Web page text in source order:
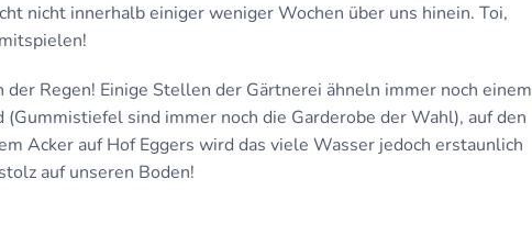
nicht innerhalb einiger weniger Wochen über uns hinein. Toi,
der Regen! Einige Stellen der Gärtnerei ähneln immer noch einem
(Gummistiefel sind immer noch die Garderobe der Wahl), auf den
Acker auf Hof Eggers wird das viele Wasser jedoch erstaunlich
auf unseren Boden!